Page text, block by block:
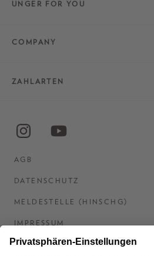
UNGER FOR YOU
COMPANY
ZAHLARTEN
AGB
DATENSCHUTZ
MELDESTELLE (HINSCHG)
IMPRESSUM
BARRIEREFREIHEITSERKLÄRUNG